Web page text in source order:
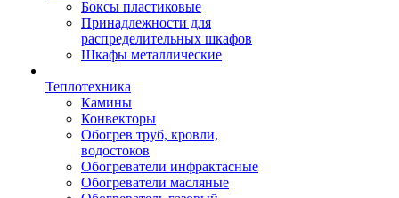
Боксы пластиковые
Принадлежности для
распределительных шкафов
Шкафы металлические
Теплотехника
Камины
Конвекторы
Обогрев труб, кровли,
водостоков
Обогреватели инфрактасные
Обогреватели масляные